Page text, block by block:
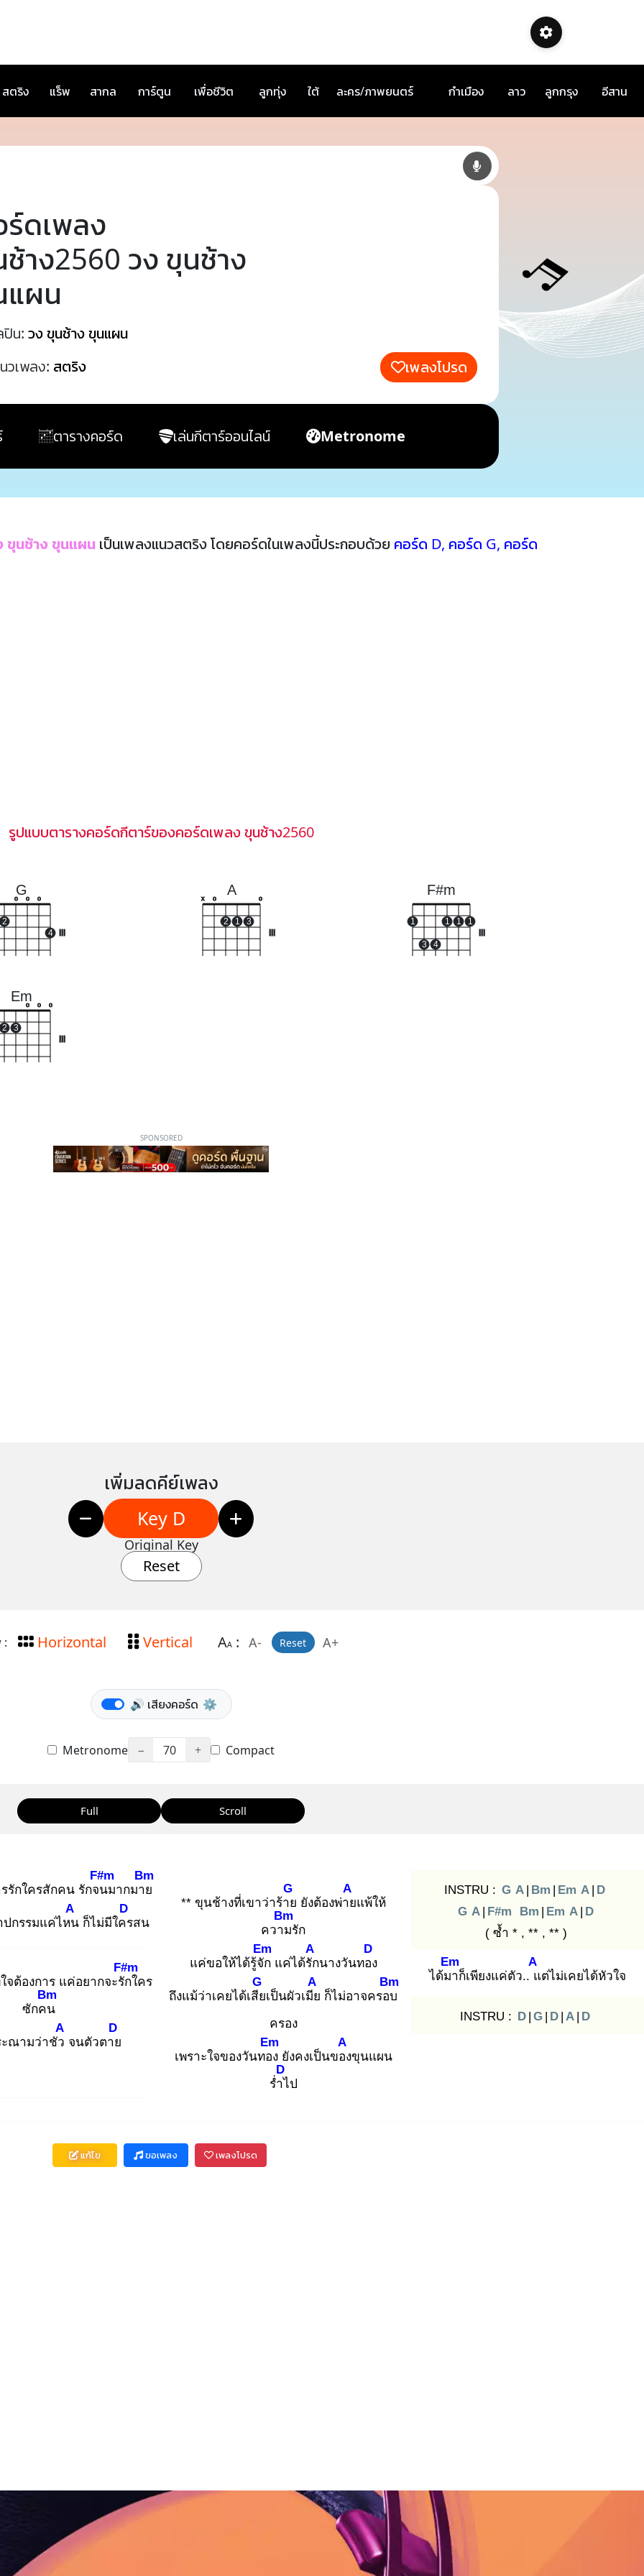
สตริง แร็พ สากล การ์ตูน เพื่อชีวิต ลูกทุ่ง ใต้ ละคร/ภาพยนตร์ กำเมือง ลาว ลูกกรุง อีสาน
ร์ดเพลง
าง2560 วง ขุนช้าง
แผน
ปิน: วง ขุนช้าง ขุนแผน
วเพลง: สตริง เพลงโปรด
ตารางคอร์ด เล่นกีตาร์ออนไลน์ Metronome
ขุนช้าง ขุนแผน เป็นเพลงแนวสตริง โดยคอร์ดในเพลงนี้ประกอบด้วย คอร์ด D, คอร์ด G, คอร์ด
รูปแบบตารางคอร์ดกีตาร์ของคอร์ดเพลง ขุนช้าง2560
G
2
o o o
4
A
x o
2 1 3
o
F#m
1
3 4
1 1 1
Em
2 3
o o o
SPONSORED
เพิ่มลดคีย์เพลง
Key D
Original Key
Reset
: Horizontal Vertical AA: A- Reset A+
🔊 เสียงคอร์ด ⚙️
Metronome − 70 + Compact
Full Scroll
รักใครสักคน รักจน
F#m
มากมาย
Bm
ปกรรมแค่ไหน
A
ก็ไม่มีใคร
D
สน
จต้องการ แค่อยากจะรัก
F#m
ใคร
ซักคน
Bm
ะณามว่าชัว
A
จนตัวตาย
D
** ขุนช้างที่เขาว่าร้าย
G
ยังต้องพ่าย
A
แพ้ให้
ความ
Bm
รัก
แค่ขอให้ได้รู้จัก
Em
แค่ได้รัก
A
นางวันทอง
D
ถึงแม้ว่าเคยได้เสีย
G
เป็นผัวเมีย
A
ก็ไม่อาจครอบ
Bm
ครอง
เพราะใจของวันทอง
Em
ยังคงเป็นของ
A
ขุนแผน
ร่ำไ
D
ป
INSTRU : G A | Bm | Em A | D
G A | F#m Bm | Em A | D
( ซ้ำ * , ** , ** )
ได้มา
Em
ก็เพียงแค่ตัว.. แ
A
ต่ไม่เคยได้หัวใจ
INSTRU : D | G | D | A | D
แก้ไข ขอเพลง เพลงโปรด